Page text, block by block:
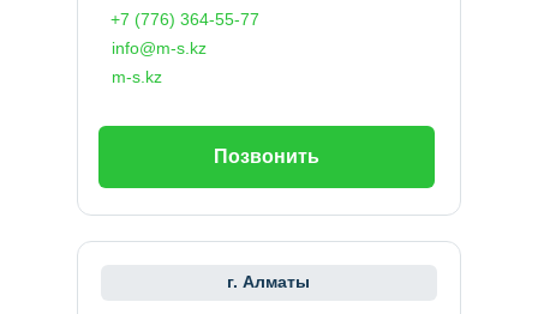
г. Алматы
info@m-s.kz
Позвонить
m-s.kz
+7 (776) 364-55-77